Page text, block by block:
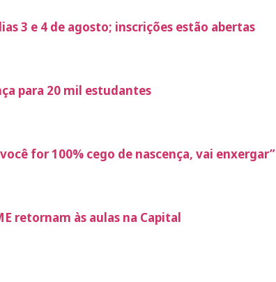
3 e 4 de agosto; inscrições estão abertas
para 20 mil estudantes
for 100% cego de nascença, vai enxergar”
retornam às aulas na Capital